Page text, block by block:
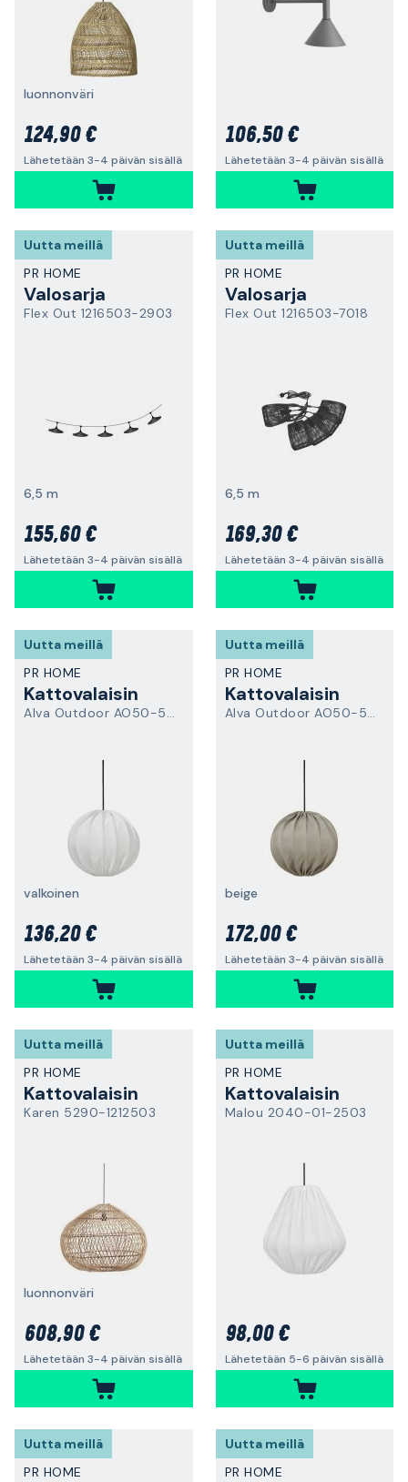
luonnonväri
124,90 €
Lähetetään 3-4 päivän sisällä
106,50 €
Lähetetään 3-4 päivän sisällä
Uutta meillä
PR HOME
Valosarja
Flex Out 1216503-2903
6,5 m
155,60 €
Lähetetään 3-4 päivän sisällä
Uutta meillä
PR HOME
Valosarja
Flex Out 1216503-7018
6,5 m
169,30 €
Lähetetään 3-4 päivän sisällä
Uutta meillä
PR HOME
Kattovalaisin
Alva Outdoor AO50-551-2503
valkoinen
136,20 €
Lähetetään 3-4 päivän sisällä
Uutta meillä
PR HOME
Kattovalaisin
Alva Outdoor AO50-552-2503
beige
172,00 €
Lähetetään 3-4 päivän sisällä
Uutta meillä
PR HOME
Kattovalaisin
Karen 5290-1212503
luonnonväri
608,90 €
Lähetetään 3-4 päivän sisällä
Uutta meillä
PR HOME
Kattovalaisin
Malou 2040-01-2503
98,00 €
Lähetetään 5-6 päivän sisällä
Uutta meillä
PR HOME
Uutta meillä
PR HOME